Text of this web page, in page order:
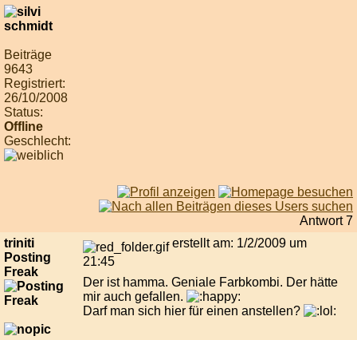
Beiträge
9643
Registriert:
26/10/2008
Status:
Offline
Geschlecht:
Antwort 7
triniti
Posting
Freak
erstellt am: 1/2/2009 um
21:45
Der ist hamma. Geniale Farbkombi. Der hätte
mir auch gefallen.
Darf man sich hier für einen anstellen?